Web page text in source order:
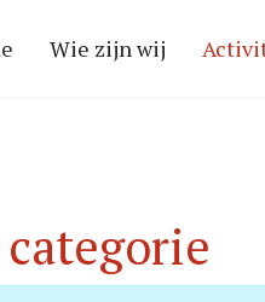
Wie zijn wij